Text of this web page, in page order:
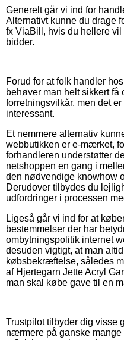
Generelt går vi ind for
Alternativt kunne du drage
fx ViaBill, hvis du hellere
bidder.
Forud for at folk handler
behøver man helt sikkert få
forretningsvilkår, men det
interessant.
Et nemmere alternativ
webbutikken er e-mærket,
forhandleren understøtter
netshoppen en gang i
den nødvendige knowhow
Derudover tilbydes du
udfordringer i processen
Ligeså går vi ind for at
bestemmelser der har
ombytningspolitik internet
desuden vigtigt, at man
købsbekræftelse, således
af Hjertegarn Jette Acryl
man skal købe gave til en
Trustpilot tilbyder dig visse
nærmere på ganske